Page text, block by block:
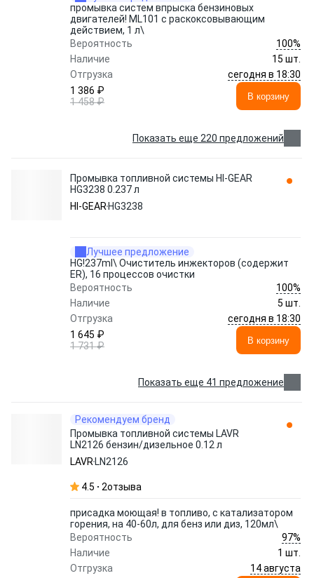
промывка систем впрыска бензиновых
двигателей! ML101 с раскоксовывающим
действием, 1 л\
Вероятность
100%
Наличие
15 шт.
Отгрузка
сегодня в 18:30
1 386 ₽
1 458 ₽
В корзину
Показать еще 220 предложений
Промывка топливной системы HI-GEAR
HG3238 0.237 л
HI-GEAR HG3238
Лучшее предложение
HG!237ml\ Очиститель инжекторов (содержит
ER), 16 процессов очистки
Вероятность
100%
Наличие
5 шт.
Отгрузка
сегодня в 18:30
1 645 ₽
1 731 ₽
В корзину
Показать еще 41 предложение
Рекомендуем бренд
Промывка топливной системы LAVR
LN2126 бензин/дизельное 0.12 л
LAVR LN2126
4.5 2отзыва
присадка моющая! в топливо, с катализатором
горения, на 40-60л, для бенз или диз, 120мл\
Вероятность
97%
Наличие
1 шт.
Отгрузка
14 августа